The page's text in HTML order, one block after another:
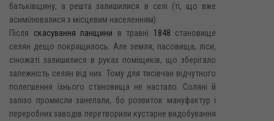
батьківщину, а решта залишилися в селі (ті, що вже
асимілювалися з місцевим населенням).
Після скасування панщини в травні 1848 становище
селян дещо покращилось. Але земля, пасовища, ліси,
сіножаті залишилися в руках поміщиків, що зберігало
залежність селян від них. Тому для тисівчан відчутного
полегшення їхнього становища не настало. Соляні й
залізо промисли занепали, бо розвиток мануфактур і
переробних заводів перетворили кустарне видобування